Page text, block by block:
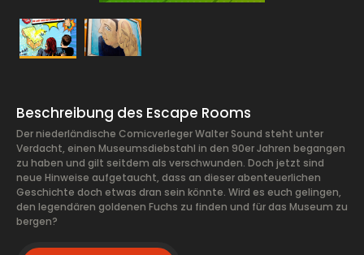
Beschreibung des Escape Rooms
Der niederländische Comicverleger Walter Sound steht unter
Verdacht, einen Museumsdiebstahl in den 90er Jahren begangen
zu haben und gilt seitdem als verschwunden. Doch jetzt sind
neue Hinweise aufgetaucht, dass an dieser abenteuerlichen
Geschichte doch etwas dran sein könnte. Wird es euch gelingen,
den legendären goldenen Fuchs zu finden und für das Museum zu
bergen?